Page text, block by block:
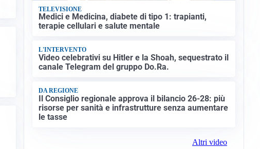
TELEVISIONE
Medici e Medicina, diabete di tipo 1: trapianti,
terapie cellulari e salute mentale
L'INTERVENTO
Video celebrativi su Hitler e la Shoah, sequestrato il
canale Telegram del gruppo Do.Ra.
DA REGIONE
Il Consiglio regionale approva il bilancio 26-28: più
risorse per sanità e infrastrutture senza aumentare
le tasse
Altri video